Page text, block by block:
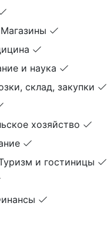
Магазины
и наука
склад, закупки
хозяйство
и гостиницы